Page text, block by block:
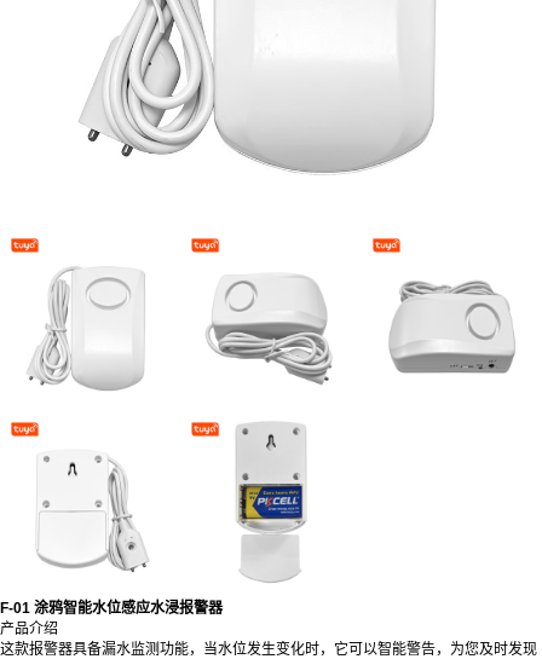
F-01 涂鸦智能水位感应水浸报警器
产品介绍
这款报警器具备漏水监测功能，当水位发生变化时，它可以智能警告，为您及时发现